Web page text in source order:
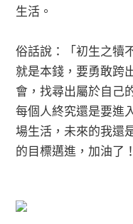
生活。
俗話說：「初生之犢
就是本錢，要勇敢跨
會，找尋出屬於自己
每個人終究還是要進
場生活，未來的我還
的目標邁進，加油了！